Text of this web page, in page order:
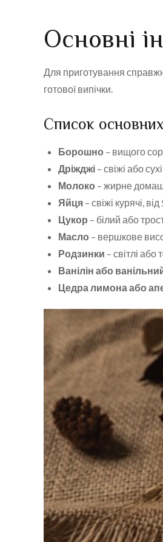
Основні
Для приготування
готової випічки.
Список
Борошно – вищого
Дріжджі – свіжі або
Молоко – жирне
Яйця – свіжі курячі,
Цукор – білий або
Масло – вершкове
Родзинки – світлі
Ванілін або
Цедра лимона або